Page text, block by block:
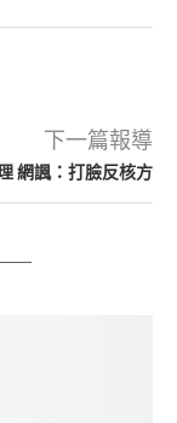
下一篇報導
網諷：打臉反核方